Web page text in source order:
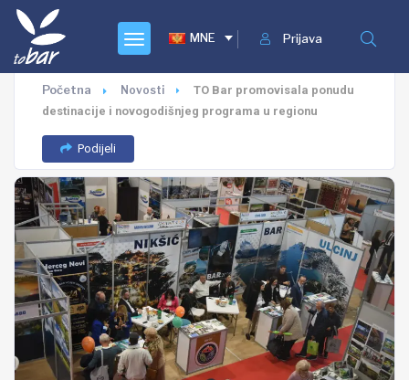
Prijava
MNE
Početna Novosti
TO Bar promovisala ponudu
destinacije i novogodišnjeg programa u regionu
Podijeli